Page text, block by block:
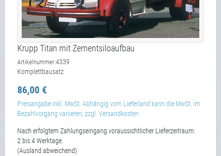
Krupp Titan mit Zementsiloaufbau
Artikelnummer:4339
Komplettbausatz
86,00 €
Preisangabe inkl. MwSt. Abhängig vom Lieferland kann die MwSt. im
Bezahlvorgang variieren; zzgl. Versandkosten
Nach erfolgtem Zahlungseingang voraussichtlicher Lieferzeitraum:
2 bis 4 Werktage.
(Ausland abweichend)